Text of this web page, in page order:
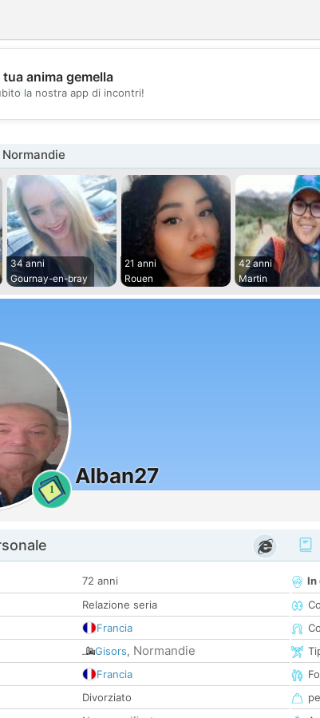
💖
💕
anima gemella
la nostra app di incontri!
34 anni
Gournay-en-bray
21 anni
Rouen
42 anni
Martin
1
Alban27
72 anni
Relazione seria
Francia
Gisors, Normandie
Francia
Divorziato
In